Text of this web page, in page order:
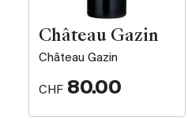
Château Gazin
Château Gazin
CHF 80.00